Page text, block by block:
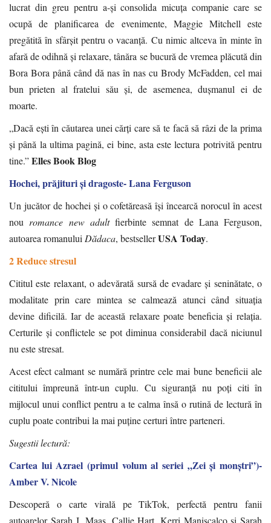
lucrat din greu pentru a-și consolida micuța companie care se
ocupă de planificarea de evenimente, Maggie Mitchell este
pregătită în sfârșit pentru o vacanță. Cu nimic altceva în minte în
afară de odihnă și relaxare, tânăra se bucură de vremea plăcută din
Bora Bora până când dă nas în nas cu Brody McFadden, cel mai
bun prieten al fratelui său și, de asemenea, dușmanul ei de
moarte.
„Dacă ești în căutarea unei cărți care să te facă să râzi de la prima
și până la ultima pagină, ei bine, asta este lectura potrivită pentru
tine.”Elles Book Blog
Hochei, prăjituri și dragoste- Lana Ferguson
Un jucător de hochei și o cofetăreasă își încearcă norocul în acest
nou romance new adultfierbinte semnat de Lana Ferguson,
autoarea romanului Dădaca, bestsellerUSA Today.
2 Reduce stresul
Cititul este relaxant, o adevărată sursă de evadare și seninătate, o
modalitate prin care mintea se calmează atunci când situația
devine dificilă. Iar de această relaxare poate beneficia și relația.
Certurile și conflictele se pot diminua considerabil dacă niciunul
nu este stresat.
Acest efect calmant se numără printre cele mai bune beneficii ale
cititului împreună într-un cuplu. Cu siguranță nu poți citi în
mijlocul unui conflict pentru a te calma însă o rutină de lectură în
cuplu poate contribui la mai puține certuri între parteneri.
Sugestii lectură:
Cartea lui Azrael (primul volum al seriei „Zei și monștri”)-
Amber V. Nicole
Descoperă o carte virală pe TikTok, perfectă pentru fanii
autoarelor Sarah J. Maas, Callie Hart, Kerri Maniscalco și Sarah